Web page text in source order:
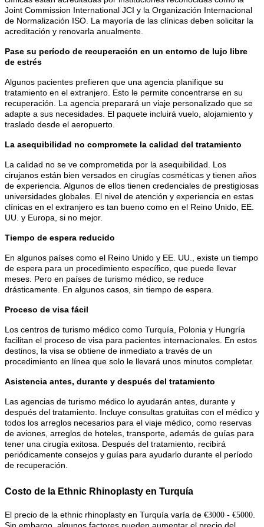
Joint Commission International JCI y la Organización Internacional
de Normalización ISO. La mayoría de las clínicas deben solicitar la
acreditación y renovarla anualmente.
Pase su período de recuperación en un entorno de lujo libre
de estrés
Algunos pacientes prefieren que una agencia planifique su
tratamiento en el extranjero. Esto le permite concentrarse en su
recuperación. La agencia preparará un viaje personalizado que se
adapte a sus necesidades. El paquete incluirá vuelo, alojamiento y
traslado desde el aeropuerto.
La asequibilidad no compromete la calidad del tratamiento
La calidad no se ve comprometida por la asequibilidad. Los
cirujanos están bien versados en cirugías cosméticas y tienen años
de experiencia. Algunos de ellos tienen credenciales de prestigiosas
universidades globales. El nivel de atención y experiencia en estas
clínicas en el extranjero es tan bueno como en el Reino Unido, EE.
UU. y Europa, si no mejor.
Tiempo de espera reducido
En algunos países como el Reino Unido y EE. UU., existe un tiempo
de espera para un procedimiento específico, que puede llevar
meses. Pero en países de turismo médico, se reduce
drásticamente. En algunos casos, sin tiempo de espera.
Proceso de visa fácil
Los centros de turismo médico como Turquía, Polonia y Hungría
facilitan el proceso de visa para pacientes internacionales. En estos
destinos, la visa se obtiene de inmediato a través de un
procedimiento en línea que solo le llevará unos minutos completar.
Asistencia antes, durante y después del tratamiento
Las agencias de turismo médico lo ayudarán antes, durante y
después del tratamiento. Incluye consultas gratuitas con el médico y
todos los arreglos necesarios para el viaje médico, como reservas
de aviones, arreglos de hoteles, transporte, además de guías para
tener una cirugía exitosa. Después del tratamiento, recibirá
periódicamente consejos y guías para ayudarlo durante el período
de recuperación.
Costo de la Ethnic Rhinoplasty en Turquía
El precio de la ethnic rhinoplasty en Turquía varía de €3000 - €5000.